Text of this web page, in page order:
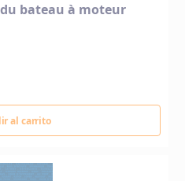
bateau à moteur
al carrito